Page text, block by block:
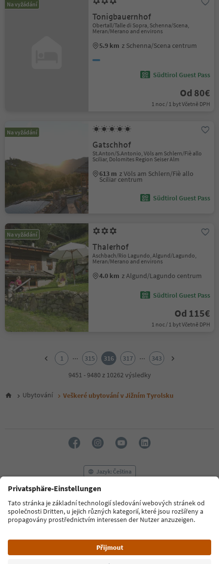
Na vyžádání
Tonigbauernhof
Obertall/Talle di Sopra, Schenna/Scena,
Meran/Merano and environs
5.9 km z Schenna/Scena centrum
Südtirol Guest Pass
Od 80€
1 noc / 1 byt Včetně DPH
Na vyžádání
Gatschhof
St.Anton/S.Antonio, Völs am Schlern/Fiè allo
Sciliar, Dolomites Region Seiser Alm
613 m z Völs am Schlern/Fiè allo
Sciliar centrum
Südtirol Guest Pass
Na vyžádání
Thalerhof
Aschbach/Rio Lagundo, Algund/Lagundo,
Meran/Merano and environs
4.0 km z Algund/Lagundo centrum
Südtirol Guest Pass
Od 115€
1 noc / 1 byt Včetně DPH
6
16
17
18
19
21
1 ... 315 316 317 ...
343
9451 - 9480 z 10262 výsledky
Ubytování Veškeré ubytování v Jižním Tyrolsku
Jazyk: Čeština
FAQ Kontaktujte nás Tisk
MICE
Zásady ochrany osobních údajů
Podmínky a ujednání
Tiráž
Prohlášení o přístupnosti